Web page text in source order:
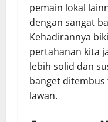
pemain lokal
dengan sangat
Kehadirannya
pertahanan kita
lebih solid dan
banget ditembus
lawan.